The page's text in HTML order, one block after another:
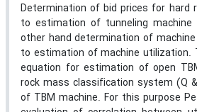
Determination of bid prices for hard
to estimation of tunneling machine
other hand determination of
to estimation of machine utilization.
equation for estimation of open
rock mass classification system (Q
of TBM machine. For this purpose